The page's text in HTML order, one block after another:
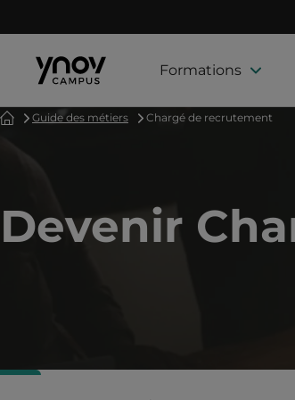
Formations
AccueilGuide des métiers Chargé de recrutement
Devenir